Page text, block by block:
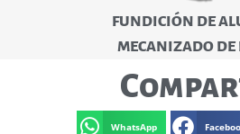
FUNDICIÓN DE
MECANIZADO DE
WhatsApp